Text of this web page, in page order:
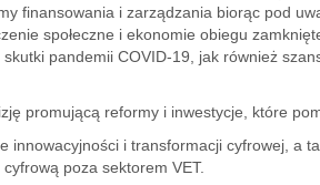
finansowania i zarządzania biorąc pod
społeczne i ekonomie obiegu
pandemii COVID-19, jak również
promującą reformy i inwestycje, które
innowacyjności i transformacji cyfrowej, a
poza sektorem VET.